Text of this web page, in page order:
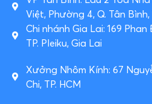
Việt, Phường 4, Q. Tân Bình,
Chi nhánh Gia Lai: 169 Phan
TP. Pleiku, Gia Lai
Xưởng Nhôm Kính: 67
Chi, TP. HCM